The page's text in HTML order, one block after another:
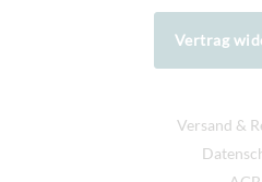
Vertrag
Versand &